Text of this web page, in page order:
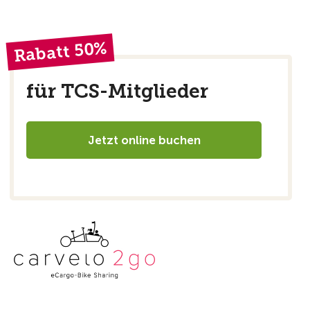
Rabatt 50%
für TCS-Mitglieder
Jetzt online buchen